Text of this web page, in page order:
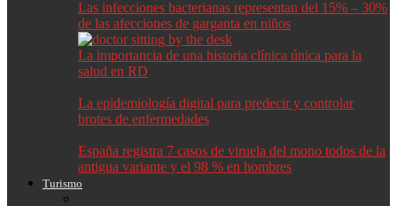
Las infecciones bacterianas representan del 15% – 30%
de las afecciones de garganta en niños
La importancia de una historia clínica única para la
salud en RD
La epidemiología digital para predecir y controlar
brotes de enfermedades
España registra 7 casos de viruela del mono todos de la
antigua variante y el 98 % en hombres
Turismo